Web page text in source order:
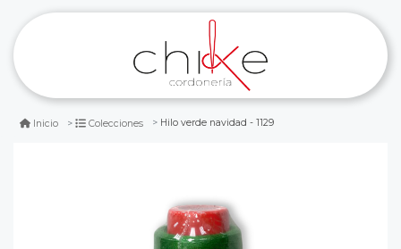
Inicio Colecciones Hilo verde navidad - 1129